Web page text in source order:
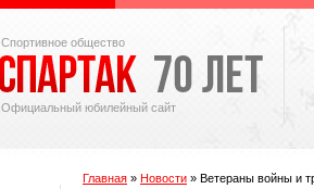
Спортивное общество
Официальный юбилейный сайт
Главная » Новости » Ветераны войны и